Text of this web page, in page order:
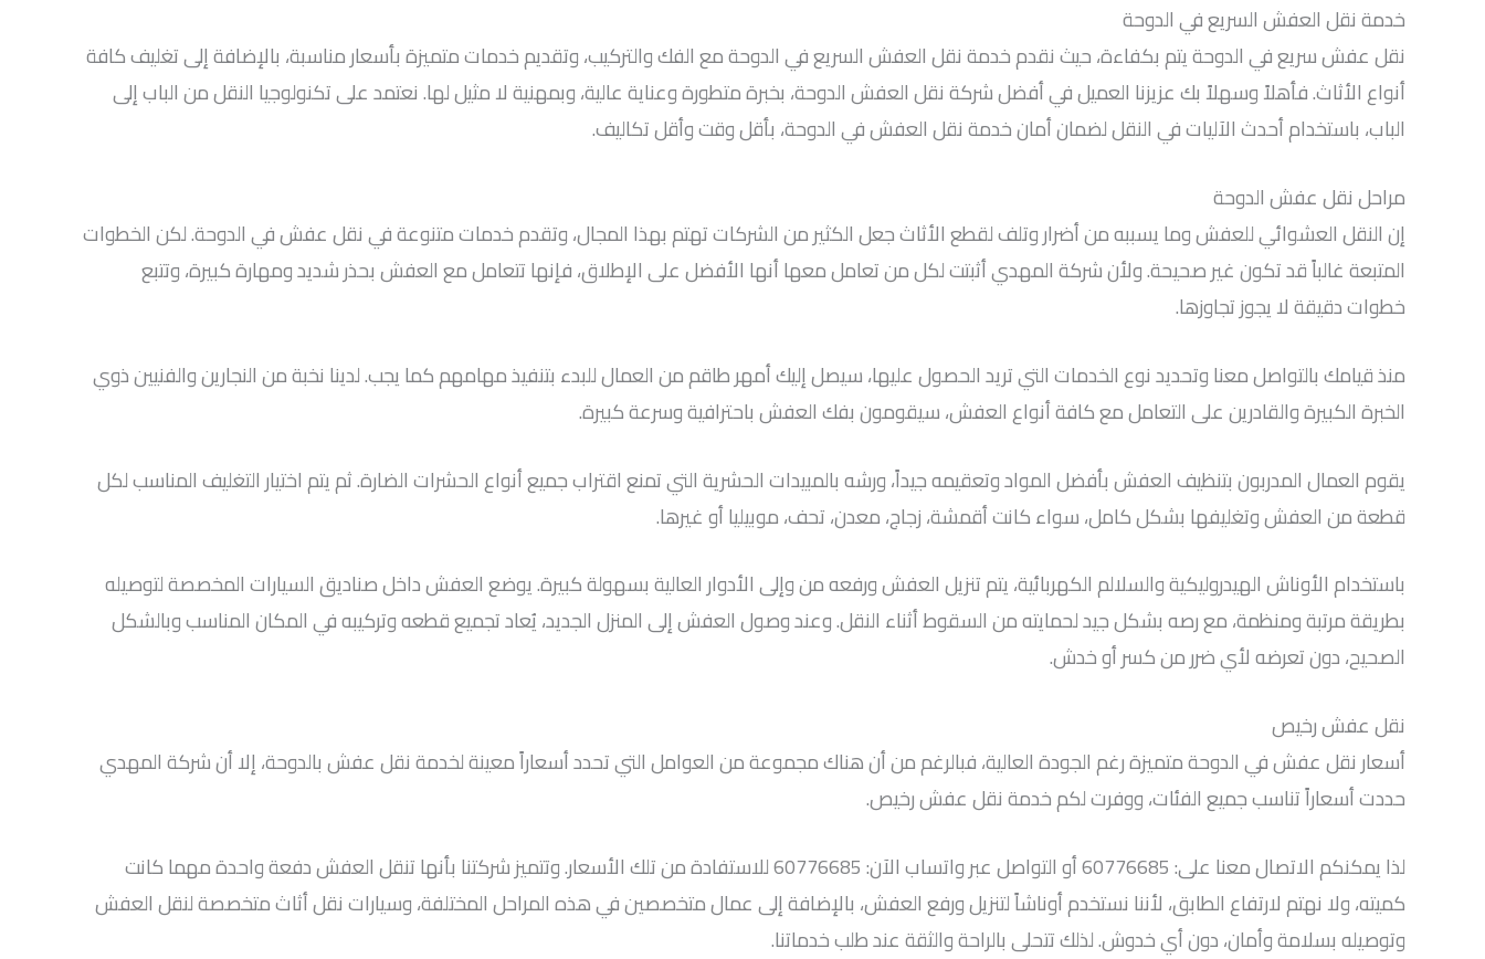
خدمة نقل العفش السريع في الدوحة
نقل عفش سريع في الدوحة يتم بكفاءة، حيث نقدم خدمة نقل العفش السريع في الدوحة مع الفك والتركيب، وتقديم خدمات متميزة بأسعار مناسبة، بالإضافة إلى تغليف كافة
أنواع الأثاث. فأهلاً وسهلاً بك عزيزنا العميل في أفضل شركة نقل العفش الدوحة، بخبرة متطورة وعناية عالية، وبمهنية لا مثيل لها. نعتمد على تكنولوجيا النقل من الباب إلى
الباب، باستخدام أحدث الآليات في النقل لضمان أمان خدمة نقل العفش في الدوحة، بأقل وقت وأقل تكاليف.
مراحل نقل عفش الدوحة
إن النقل العشوائي للعفش وما يسببه من أضرار وتلف لقطع الأثاث جعل الكثير من الشركات تهتم بهذا المجال، وتقدم خدمات متنوعة في نقل عفش في الدوحة. لكن الخطوات
المتبعة غالباً قد تكون غير صحيحة. ولأن شركة المهدي أثبتت لكل من تعامل معها أنها الأفضل على الإطلاق، فإنها تتعامل مع العفش بحذر شديد ومهارة كبيرة، وتتبع
خطوات دقيقة لا يجوز تجاوزها.
منذ قيامك بالتواصل معنا وتحديد نوع الخدمات التي تريد الحصول عليها، سيصل إليك أمهر طاقم من العمال للبدء بتنفيذ مهامهم كما يجب. لدينا نخبة من النجارين والفنيين ذوي
الخبرة الكبيرة والقادرين على التعامل مع كافة أنواع العفش، سيقومون بفك العفش باحترافية وسرعة كبيرة.
يقوم العمال المدربون بتنظيف العفش بأفضل المواد وتعقيمه جيداً، ورشه بالمبيدات الحشرية التي تمنع اقتراب جميع أنواع الحشرات الضارة. ثم يتم اختيار التغليف المناسب لكل
قطعة من العفش وتغليفها بشكل كامل، سواء كانت أقمشة، زجاج، معدن، تحف، موبيليا أو غيرها.
باستخدام الأوناش الهيدروليكية والسلالم الكهربائية، يتم تنزيل العفش ورفعه من وإلى الأدوار العالية بسهولة كبيرة. يوضع العفش داخل صناديق السيارات المخصصة لتوصيله
بطريقة مرتبة ومنظمة، مع رصه بشكل جيد لحمايته من السقوط أثناء النقل. وعند وصول العفش إلى المنزل الجديد، يُعاد تجميع قطعه وتركيبه في المكان المناسب وبالشكل
الصحيح، دون تعرضه لأي ضرر من كسر أو خدش.
نقل عفش رخيص
أسعار نقل عفش في الدوحة متميزة رغم الجودة العالية، فبالرغم من أن هناك مجموعة من العوامل التي تحدد أسعاراً معينة لخدمة نقل عفش بالدوحة، إلا أن شركة المهدي
حددت أسعاراً تناسب جميع الفئات، ووفرت لكم خدمة نقل عفش رخيص.
لذا يمكنكم الاتصال معنا على: 60776685 أو التواصل عبر واتساب الآن: 60776685 للاستفادة من تلك الأسعار. وتتميز شركتنا بأنها تنقل العفش دفعة واحدة مهما كانت
كميته، ولا نهتم لارتفاع الطابق، لأننا نستخدم أوناشاً لتنزيل ورفع العفش، بالإضافة إلى عمال متخصصين في هذه المراحل المختلفة، وسيارات نقل أثاث متخصصة لنقل العفش
وتوصيله بسلامة وأمان، دون أي خدوش. لذلك تتحلى بالراحة والثقة عند طلب خدماتنا.